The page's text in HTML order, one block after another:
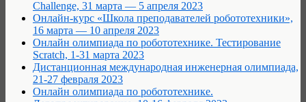
Challenge, 31 марта — 5 апреля 2023
Онлайн-курс «Школа преподавателей робототехники»,
16 марта — 10 апреля 2023
Онлайн олимпиада по робототехнике. Тестирование
Scratch, 1-31 марта 2023
Дистанционная международная инженерная олимпиада,
21-27 февраля 2023
Онлайн олимпиада по робототехнике.